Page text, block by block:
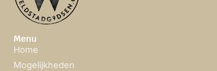
Menu
Home
Mogelijkheden